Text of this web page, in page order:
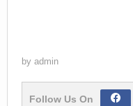
by admin
Follow Us On